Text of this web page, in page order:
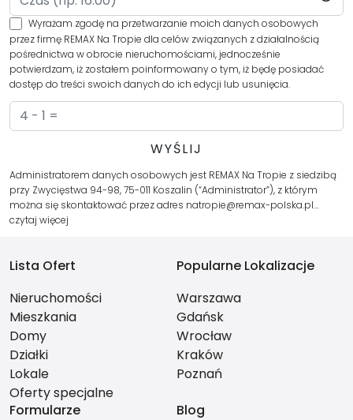
Wyrażam zgodę na przetwarzanie moich danych osobowych
przez firmę REMAX Na Tropie dla celów związanych z działalnością
pośrednictwa w obrocie nieruchomościami, jednocześnie
potwierdzam, iż zostałem poinformowany o tym, iż będę posiadać
dostęp do treści swoich danych do ich edycji lub usunięcia.
Administratorem danych osobowych jest REMAX Na Tropie z siedzibą
przy Zwycięstwa 94-98, 75-011 Koszalin (“Administrator”), z którym
można się skontaktować przez adres natropie@remax-polska.pl…
czytaj więcej
Lista Ofert
Nieruchomości
Mieszkania
Domy
Działki
Lokale
Oferty specjalne
Popularne Lokalizacje
Warszawa
Gdańsk
Wrocław
Kraków
Poznań
Formularze
Blog